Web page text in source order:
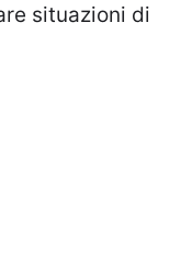
situazioni di